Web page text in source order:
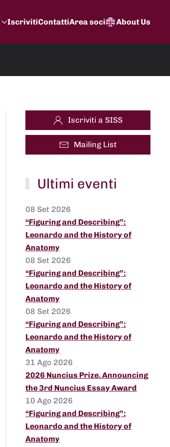
IscrivitiContattiArea soci About Us
Iscriviti a SISS
Mailing List
Ultimi eventi
08 Set 2026
“Figuring and Describing”:
Leonardo and the History of
Anatomy
08 Set 2026
“Figuring and Describing”:
Leonardo and the History of
Anatomy
08 Set 2026
“Figuring and Describing”:
Leonardo and the History of
Anatomy
31 Ago 2026
2026 Nuncius Prize. Announcing
the 3rd Nuncius Essay Award
10 Ago 2026
“Figuring and Describing”:
Leonardo and the History of
Anatomy